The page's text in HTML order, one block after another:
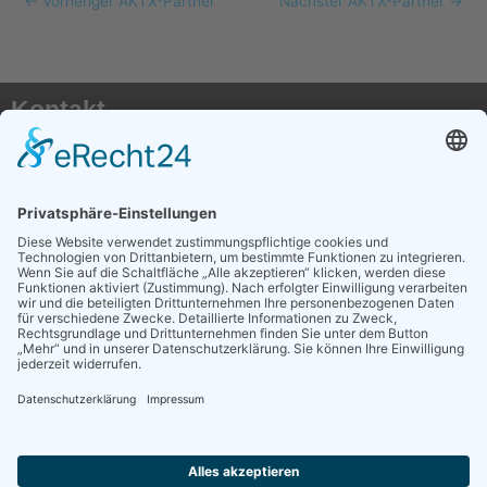
Kontakt
AKTX Pflege e.V.
50116 Bergheim
E-Mail:info@transplantationspflege.de
Social Media